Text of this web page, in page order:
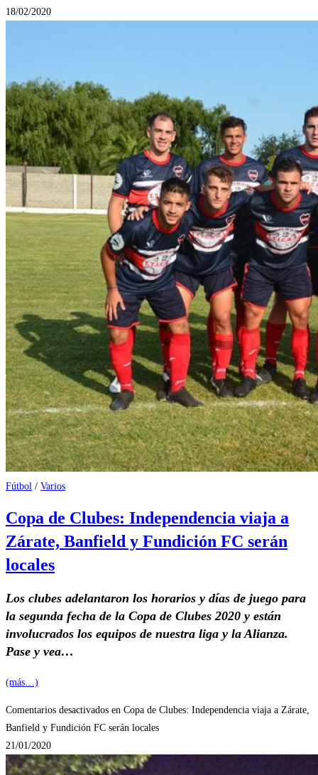
18/02/2020
Fútbol / Varios
Copa de Clubes: Independencia viaja a
Zárate, Banfield y Fundición FC serán
locales
Los clubes adelantaron los horarios y días de juego para
la segunda fecha de la Copa de Clubes 2020 y están
involucrados los equipos de nuestra liga y la Alianza.
Pase y vea…
(más…)
Comentarios desactivados en Copa de Clubes: Independencia viaja a Zárate,
Banfield y Fundición FC serán locales
21/01/2020